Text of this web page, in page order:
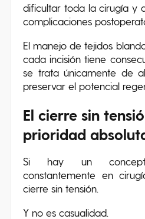
dificultar toda la cirugía y
complicaciones
El manejo de tejidos
cada incisión tiene
se trata únicamente de
preservar el potencial
El cierre sin
prioridad
Si hay un
constantemente en
cierre sin tensión.
Y no es casualidad.